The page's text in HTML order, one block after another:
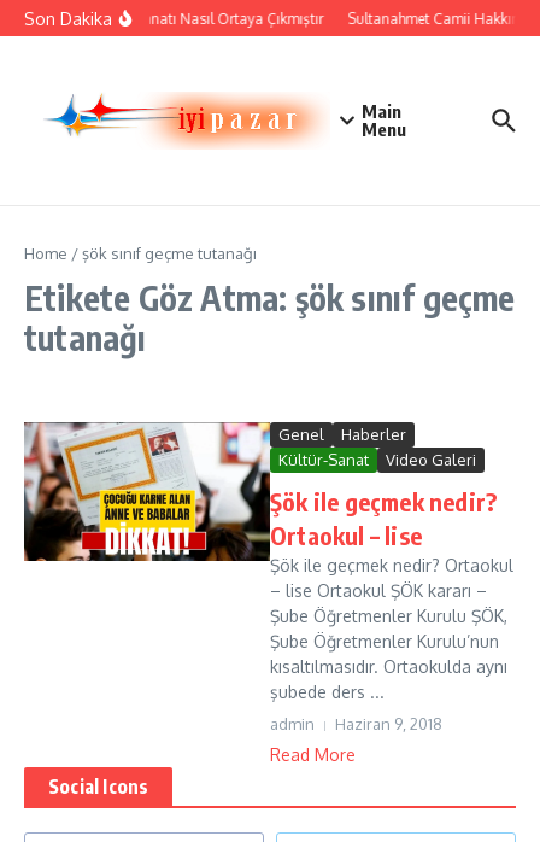
İçeriğe atla
Son DakikaÇini Sanatı Nasıl Ortaya Çıkmıştır Sultanahmet Camii
Main
Menu
Home /şök sınıf geçme tutanağı
Etikete Göz Atma: şök sınıf geçme
tutanağı
Genel
Haberler
Kültür-Sanat
Video Galeri
Şök ile geçmek nedir?
Ortaokul – lise
Şök ile geçmek nedir? Ortaokul
– lise Ortaokul ŞÖK kararı –
Şube Öğretmenler Kurulu ŞÖK,
Şube Öğretmenler Kurulu’nun
kısaltılmasıdır. Ortaokulda aynı
şubede ders ...
admin Haziran 9, 2018
Read More
Social Icons